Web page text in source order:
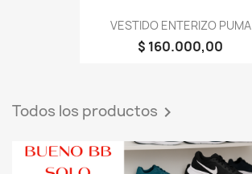
VESTIDO ENTERIZO PUMA
$ 160.000,00
Todos los productos 